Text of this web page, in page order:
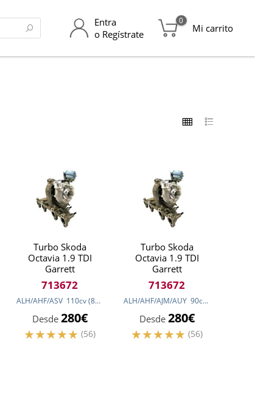
Entra
o Regístrate
0
Mi carrito
(77kw)
Turbo Skoda
Octavia 1.9 TDI
Garrett
713672
ALH/AHF/ASV 110cv(81 kw
Desde 280€
(56)
Turbo Skoda
Octavia 1.9 TDI
Garrett
713672
ALH/AHF/AJM/AUY 90cv
Desde 280€
(56)